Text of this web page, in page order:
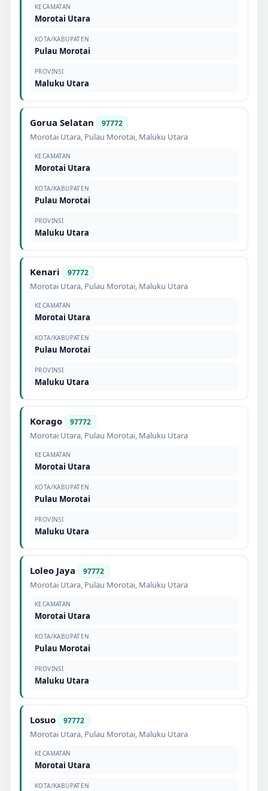
KECAMATAN
Morotai Utara
KOTA/KABUPATEN
Pulau Morotai
PROVINSI
Maluku Utara
Gorua Selatan 97772
Morotai Utara, Pulau Morotai, Maluku Utara
KECAMATAN
Morotai Utara
KOTA/KABUPATEN
Pulau Morotai
PROVINSI
Maluku Utara
Kenari 97772
Morotai Utara, Pulau Morotai, Maluku Utara
KECAMATAN
Morotai Utara
KOTA/KABUPATEN
Pulau Morotai
PROVINSI
Maluku Utara
Korago 97772
Morotai Utara, Pulau Morotai, Maluku Utara
KECAMATAN
Morotai Utara
KOTA/KABUPATEN
Pulau Morotai
PROVINSI
Maluku Utara
Loleo Jaya 97772
Morotai Utara, Pulau Morotai, Maluku Utara
KECAMATAN
Morotai Utara
KOTA/KABUPATEN
Pulau Morotai
PROVINSI
Maluku Utara
Losuo 97772
Morotai Utara, Pulau Morotai, Maluku Utara
KECAMATAN
Morotai Utara
KOTA/KABUPATEN